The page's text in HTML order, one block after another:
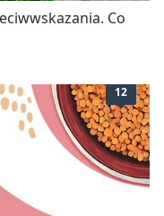
Co
12